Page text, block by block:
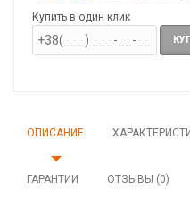
Купить в один клик
ОПИСАНИЕ
ГАРАНТИИ ОТЗЫВЫ (0)